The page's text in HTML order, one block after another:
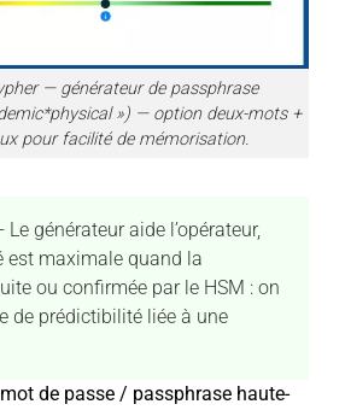
— générateur de passphrase
») — option deux-mots +
pour facilité de mémorisation.
Le générateur aide l’opérateur,
est maximale quand la
ou confirmée par le HSM : on
de prédictibilité liée à une
de passe / passphrase haute-